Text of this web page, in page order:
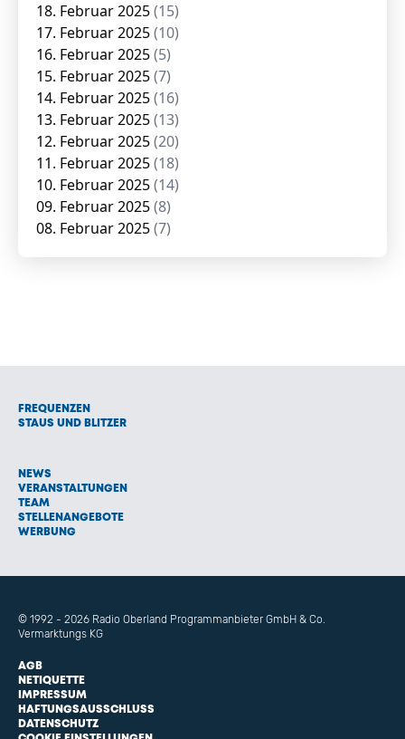
18. Februar 2025(15)
17. Februar 2025(10)
16. Februar 2025(5)
15. Februar 2025(7)
14. Februar 2025(16)
13. Februar 2025(13)
12. Februar 2025(20)
11. Februar 2025(18)
10. Februar 2025(14)
09. Februar 2025(8)
08. Februar 2025(7)
FREQUENZEN
STAUS UND BLITZER
NEWS
VERANSTALTUNGEN
TEAM
STELLENANGEBOTE
WERBUNG
© 1992 - 2026 Radio Oberland Programmanbieter GmbH & Co.
Vermarktungs KG
AGB
NETIQUETTE
IMPRESSUM
HAFTUNGSAUSSCHLUSS
DATENSCHUTZ